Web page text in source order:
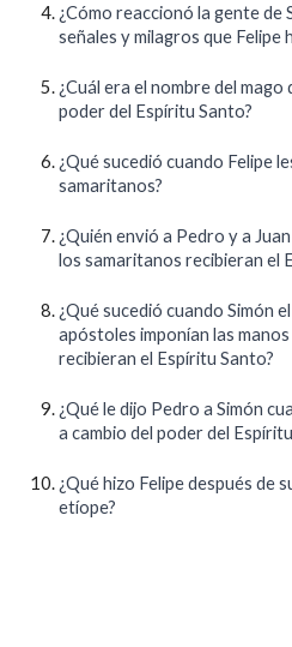
¿Cómo reaccionó la gente de
señales y milagros que Felipe
¿Cuál era el nombre del
poder del Espíritu Santo?
¿Qué sucedió cuando Felipe
samaritanos?
¿Quién envió a Pedro y a
los samaritanos recibieran el
¿Qué sucedió cuando Simón
apóstoles imponían las
recibieran el Espíritu Santo?
¿Qué le dijo Pedro a Simón
a cambio del poder del
¿Qué hizo Felipe después de
etíope?